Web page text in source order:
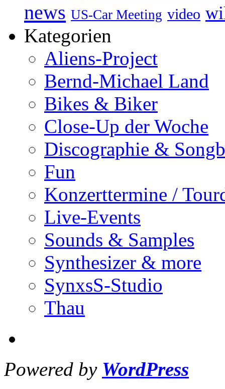
news US-Car Meeting video
Kategorien
Aliens-Project
Bernd-Michael Land
Bikes & Biker
Close-Up der Woche
Discographie &
Fun
Konzerttermine /
Live-Events
Sounds & Samples
Synthesizer & more
SynxsS-Studio
Thau
Powered by WordPress